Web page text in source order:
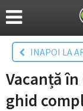
INAPOI LA
Vacanță
ghid